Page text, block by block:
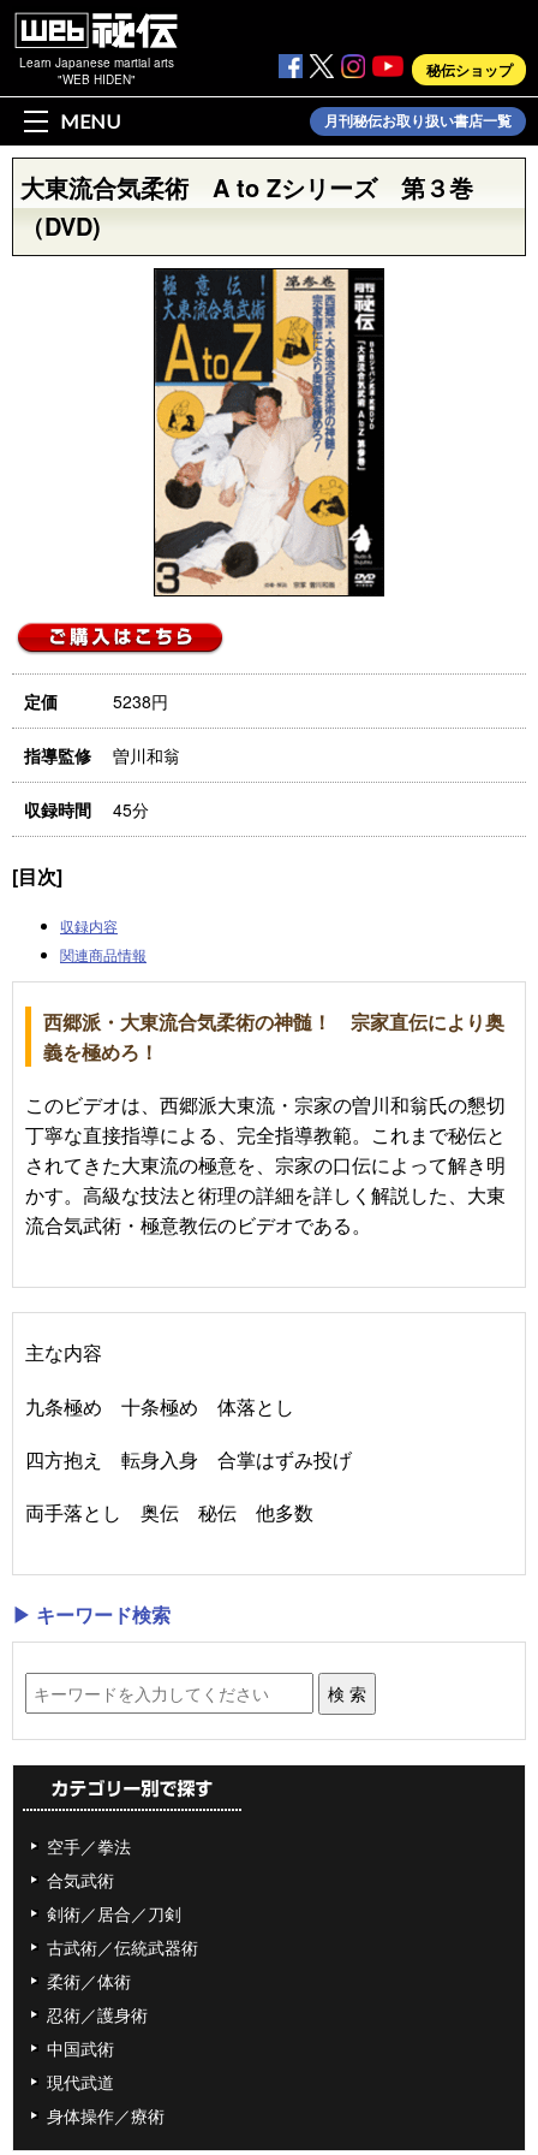
Learn Japanese martial arts
"WEB HIDEN"
秘伝ショップ
MENU 月刊秘伝お取り扱い書店一覧
大東流合気柔術 A to Zシリーズ 第３巻
（DVD)
定価 5238円
指導監修 曽川和翁
収録時間 45分
[目次]
収録内容
関連商品情報
西郷派・大東流合気柔術の神髄！ 宗家直伝により奥
義を極めろ！
このビデオは、西郷派大東流・宗家の曽川和翁氏の懇切
丁寧な直接指導による、完全指導教範。これまで秘伝と
されてきた大東流の極意を、宗家の口伝によって解き明
かす。高級な技法と術理の詳細を詳しく解説した、大東
流合気武術・極意教伝のビデオである。
主な内容
九条極め 十条極め 体落とし
四方抱え 転身入身 合掌はずみ投げ
両手落とし 奥伝 秘伝 他多数
▶ キーワード検索
空手／拳法
合気武術
剣術／居合／刀剣
古武術／伝統武器術
柔術／体術
忍術／護身術
中国武術
現代武道
身体操作／療術